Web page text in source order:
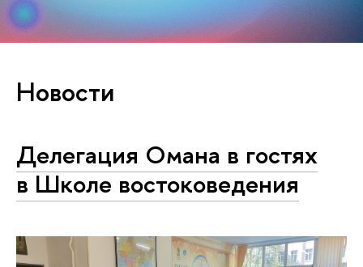
Новости
Делегация Омана в гостях
в Школе востоковедения